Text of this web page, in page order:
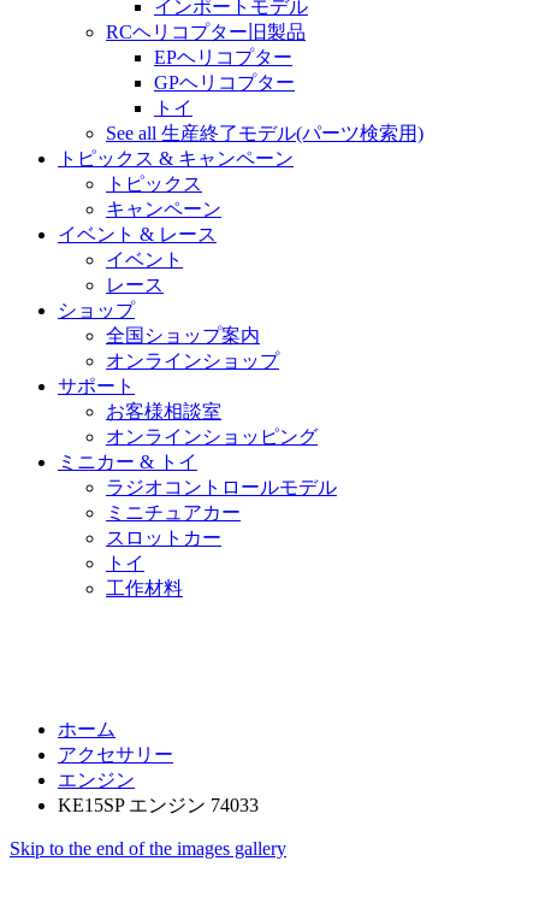
インポートモデル
RCヘリコプター旧製品
EPヘリコプター
GPヘリコプター
トイ
See all 生産終了モデル(パーツ検索用)
トピックス & キャンペーン
トピックス
キャンペーン
イベント & レース
イベント
レース
ショップ
全国ショップ案内
オンラインショップ
サポート
お客様相談室
オンラインショッピング
ミニカー & トイ
ラジオコントロールモデル
ミニチュアカー
スロットカー
トイ
工作材料
ホーム
アクセサリー
エンジン
KE15SP エンジン 74033
Skip to the end of the images gallery